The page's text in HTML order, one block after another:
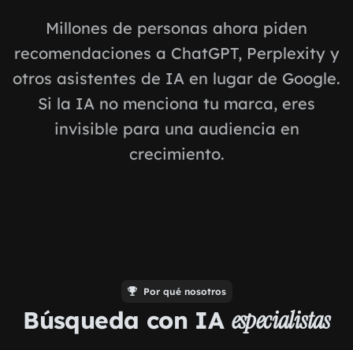
Millones de personas ahora piden
recomendaciones a ChatGPT, Perplexity y
otros asistentes de IA en lugar de Google.
Si la IA no menciona tu marca, eres
invisible para una audiencia en
crecimiento.
Por qué nosotros
Búsqueda con IA especialistas